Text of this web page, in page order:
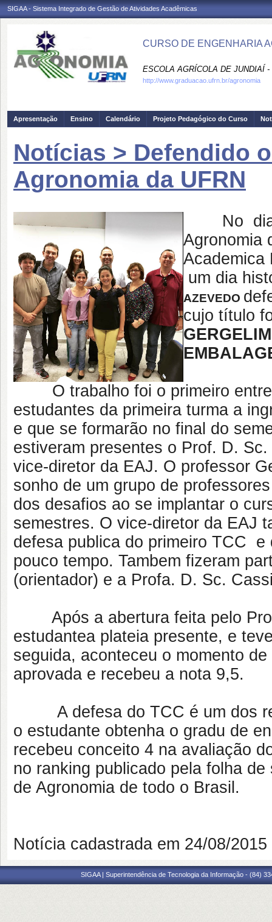
SIGAA - Sistema Integrado de Gestão de Atividades Acadêmicas
CURSO DE ENGENHARIA
ESCOLA AGRÍCOLA DE JUNDIAÍ -
http://www.graduacao.ufrn.br/agronomia
Apresentação Ensino Calendário Projeto Pedagógico do Curso
Notícias > Defendido
Agronomia da UFRN
No dia
Agronomia
Academica
um dia
AZEVEDO
cujo título
O trabalho foi o primeiro
estudantes da primeira turma a
e que se formarão no final do
estiveram presentes o Prof. D.
vice-diretor da EAJ. O professor
sonho de um grupo de
dos desafios ao se implantar o
semestres. O vice-diretor da EAJ
defesa publica do primeiro TCC
pouco tempo. Tambem fizeram
(orientador) e a Profa. D. Sc.
Após a abertura feita pelo
estudantea plateia presente, e
seguida, aconteceu o momento
aprovada e recebeu a nota 9,5.
A defesa do TCC é um dos
o estudante obtenha o gradu de
recebeu conceito 4 na avaliação
no ranking publicado pela folha
de Agronomia de todo o Brasil.
Notícia cadastrada em 24/08/
SIGAA | Superintendência de Tecnologia da Informação - (84)